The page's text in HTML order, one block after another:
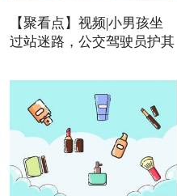
【聚看点】视频|小男孩坐
过站迷路，公交驾驶员护其